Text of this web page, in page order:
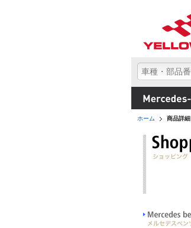
ホーム 商品詳細